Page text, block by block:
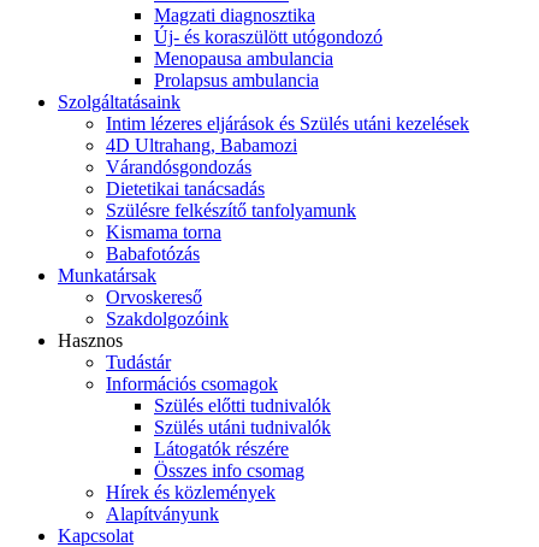
Magzati diagnosztika
Új- és koraszülött utógondozó
Menopausa ambulancia
Prolapsus ambulancia
Szolgáltatásaink
Intim lézeres eljárások és Szülés utáni kezelések
4D Ultrahang, Babamozi
Várandósgondozás
Dietetikai tanácsadás
Szülésre felkészítő tanfolyamunk
Kismama torna
Babafotózás
Munkatársak
Orvoskereső
Szakdolgozóink
Hasznos
Tudástár
Információs csomagok
Szülés előtti tudnivalók
Szülés utáni tudnivalók
Látogatók részére
Összes info csomag
Hírek és közlemények
Alapítványunk
Kapcsolat